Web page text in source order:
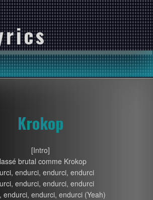
Krokop
[Intro]
brutal comme Krokop
endurci, endurci, endurci
endurci, endurci, endurci
endurci, endurci, endurci (Yeah)